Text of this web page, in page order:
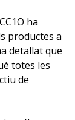
ha
productes a
detallat que
totes les
de